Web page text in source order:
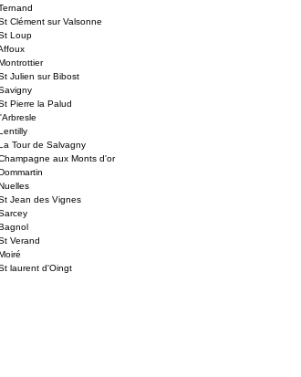
Clément sur Valsonne
Loup
Julien sur Bibost
Pierre la Palud
Tour de Salvagny
aux Monts d'or
Jean des Vignes
Verand
laurent d'Oingt